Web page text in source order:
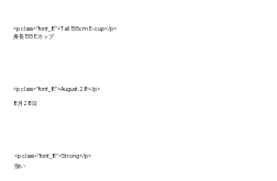
<p class="font_8">Tall 155cm E-cup</p>
身長155 Eカップ
<p class="font_8">August.28</p>
8月28日
<p class="font_8">Strong</p>
強い